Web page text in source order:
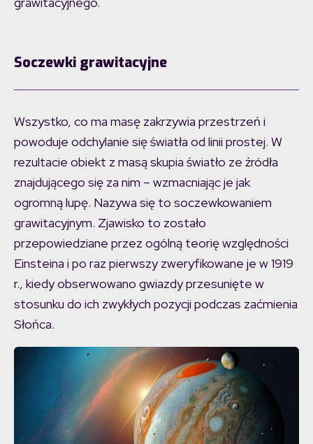
Soczewki grawitacyjne
Wszystko, co ma masę zakrzywia przestrzeń i
powoduje odchylanie się światła od linii prostej. W
rezultacie obiekt z masą skupia światło ze źródła
znajdującego się za nim – wzmacniając je jak
ogromną lupę. Nazywa się to soczewkowaniem
grawitacyjnym. Zjawisko to zostało
przepowiedziane przez ogólną teorię względności
Einsteina i po raz pierwszy zweryfikowane je w 1919
r., kiedy obserwowano gwiazdy przesunięte w
stosunku do ich zwykłych pozycji podczas zaćmienia
Słońca.